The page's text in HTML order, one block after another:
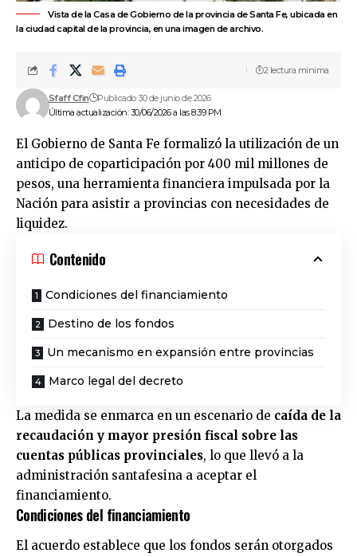
Vista de la Casa de Gobierno de la provincia de Santa Fe, ubicada en
la ciudad capital de la provincia, en una imagen de archivo.
Última actualización: 30/06/2026 a las 8:39 PM
Sfaff Cfin Publicado 30 de junio de 2026
2 lectura mínima
El Gobierno de Santa Fe formalizó la utilización de un
anticipo de coparticipación por 400 mil millones de
pesos, una herramienta financiera impulsada por la
Nación para asistir a provincias con necesidades de
liquidez.
Contenido
Condiciones del financiamiento
Destino de los fondos
Un mecanismo en expansión entre provincias
Marco legal del decreto
La medida se enmarca en un escenario de caída de la
recaudación y mayor presión fiscal sobre las
cuentas públicas provinciales, lo que llevó a la
administración santafesina a aceptar el
financiamiento.
Condiciones del financiamiento
El acuerdo establece que los fondos serán otorgados